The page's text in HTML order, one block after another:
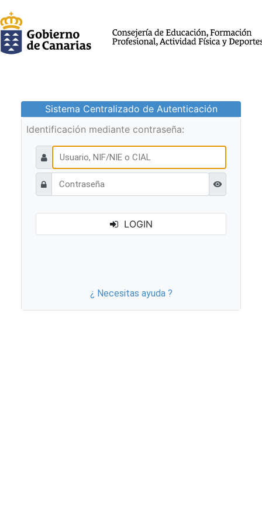
Sistema Centralizado de Autenticación
Identificación mediante contraseña:
Ver
LOGIN
¿ Necesitas ayuda ?